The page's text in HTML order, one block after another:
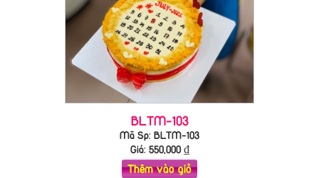
BLTM-103
Mã Sp: BLTM-103
Giá: 550,000₫
Thêm vào giỏ